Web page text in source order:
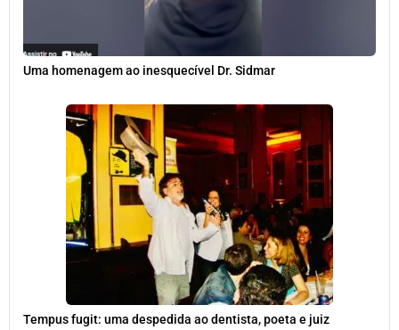
Uma homenagem ao inesquecível Dr. Sidmar
Tempus fugit: uma despedida ao dentista, poeta e juiz